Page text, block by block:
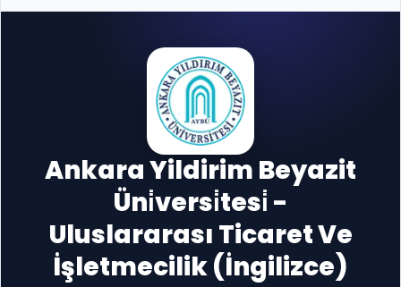
Ankara Yildirim Beyazit
Üni̇versi̇tesi̇ -
Uluslararası Ticaret Ve
İşletmecilik (İngilizce)